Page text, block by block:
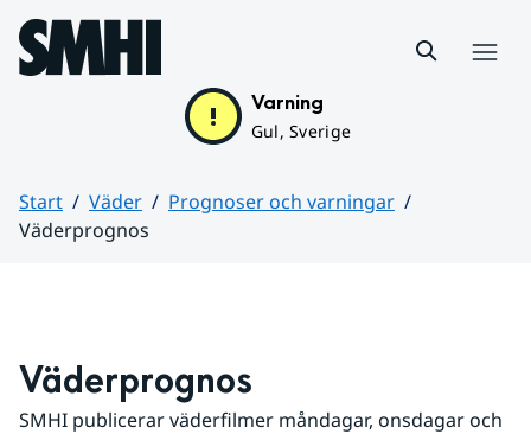
Hoppa till sidans innehåll
Varning
Gul, Sverige
Start Väder
Prognoser och varningar
Väderprognos
Väderprognos
SMHI publicerar väderfilmer måndagar, onsdagar och